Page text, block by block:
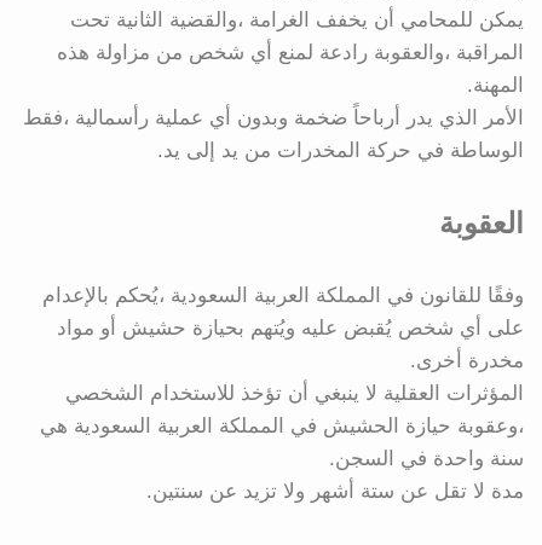
يمكن للمحامي أن يخفف الغرامة ،والقضية الثانية تحت
المراقبة ،والعقوبة رادعة لمنع أي شخص من مزاولة هذه
المهنة.
الأمر الذي يدر أرباحاً ضخمة وبدون أي عملية رأسمالية ،فقط
الوساطة في حركة المخدرات من يد إلى يد.
العقوبة
وفقًا للقانون في المملكة العربية السعودية ،يُحكم بالإعدام
على أي شخص يُقبض عليه ويُتهم بحيازة حشيش أو مواد
مخدرة أخرى.
المؤثرات العقلية لا ينبغي أن تؤخذ للاستخدام الشخصي
،وعقوبة حيازة الحشيش في المملكة العربية السعودية هي
سنة واحدة في السجن.
مدة لا تقل عن ستة أشهر ولا تزيد عن سنتين.